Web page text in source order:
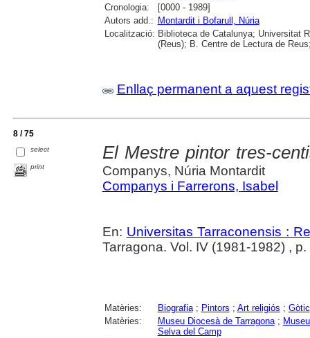
Cronologia:
[0000 - 1989]
Autors add.: Montardit i Bofarull, Núria
Localització: Biblioteca de Catalunya; Universitat
(Reus); B. Centre de Lectura de
Enllaç permanent a aquest
8 / 75
select
print
El Mestre pintor tres-
Companys, Núria Montardit
Companys i Farrerons, Isabel
En: Universitas Tarraconensis :
Tarragona. Vol. IV (1981-1982) ,
Matèries: Biografia; Pintors ; Art religiós ; Gòtic
Matèries:
Museu Diocesà de Tarragona;
Selva del Camp